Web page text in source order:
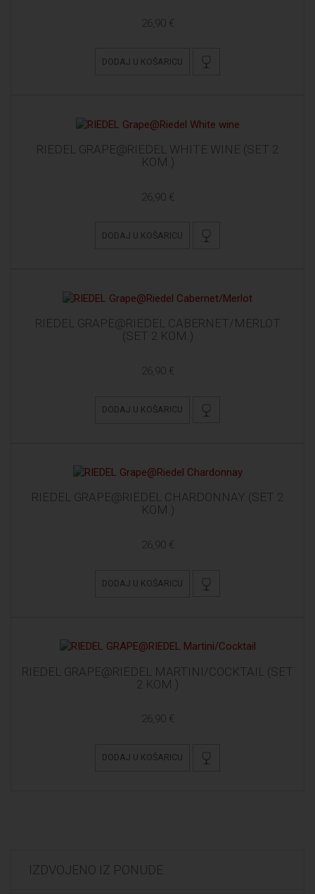
26,90 €
DODAJ U KOŠARICU
RIEDEL GRAPE@RIEDEL WHITE WINE (SET 2
KOM.)
26,90 €
DODAJ U KOŠARICU
RIEDEL GRAPE@RIEDEL CABERNET/MERLOT
(SET 2 KOM.)
26,90 €
DODAJ U KOŠARICU
RIEDEL GRAPE@RIEDEL CHARDONNAY (SET 2
KOM.)
26,90 €
DODAJ U KOŠARICU
RIEDEL GRAPE@RIEDEL MARTINI/COCKTAIL (SET
2 KOM.)
26,90 €
DODAJ U KOŠARICU
IZDVOJENO IZ PONUDE